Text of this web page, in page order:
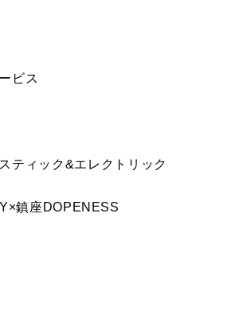
ビス
ティック&エレクトリック
鎮座DOPENESS